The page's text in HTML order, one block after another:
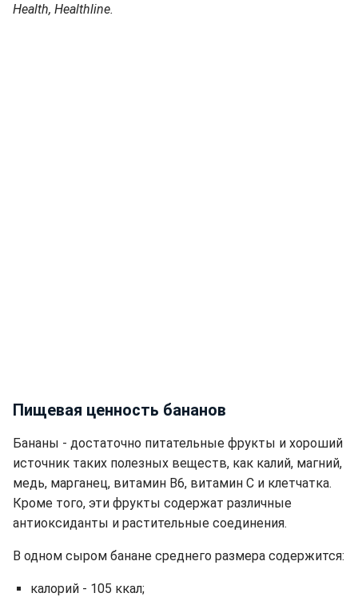
Health, Healthline.
Пищевая ценность бананов
Бананы - достаточно питательные фрукты и хороший
источник таких полезных веществ, как калий, магний,
медь, марганец, витамин В6, витамин С и клетчатка.
Кроме того, эти фрукты содержат различные
антиоксиданты и растительные соединения.
В одном сыром банане среднего размера содержится:
калорий - 105 ккал;